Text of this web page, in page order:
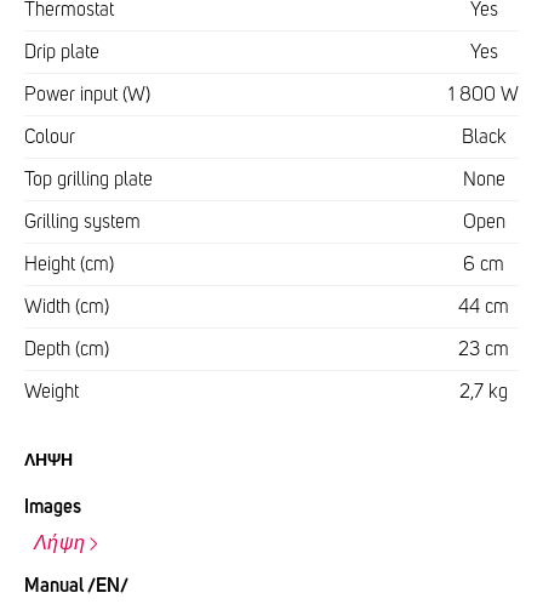
Thermostat Yes
Drip plate Yes
Power input (W) 1 800 W
Colour Black
Top grilling plate None
Grilling system Open
Height (cm) 6 cm
Width (cm) 44 cm
Depth (cm) 23 cm
Weight 2,7 kg
ΛΉΨΗ
Images
Λήψη
Manual /EN/